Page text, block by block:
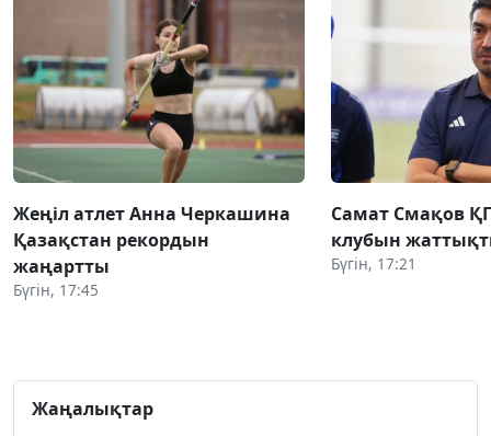
Жеңіл атлет Анна Черкашина
Қазақстан рекордын
жаңартты
Бүгін, 17:45
Самат Смақов
клубын
Бүгін, 17:21
Жаңалықтар